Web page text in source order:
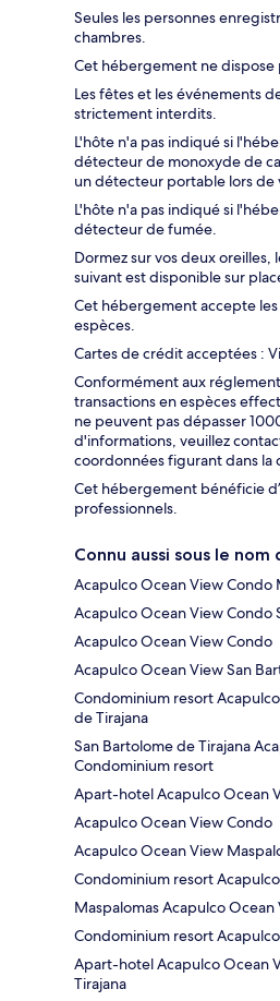
Seules les personnes
chambres.
Cet hébergement ne dispose
Les fêtes et les événements
strictement interdits.
L'hôte n'a pas indiqué si
détecteur de monoxyde de
un détecteur portable lors de
L'hôte n'a pas indiqué si
détecteur de fumée.
Dormez sur vos deux
suivant est disponible sur
Cet hébergement accepte
espèces.
Cartes de crédit acceptées :
Conformément aux
transactions en espèces
ne peuvent pas dépasser
d'informations, veuillez
coordonnées figurant dans
Cet hébergement bénéficie
professionnels.
Connu aussi sous le nom
Acapulco Ocean View Condo
Acapulco Ocean View Condo
Acapulco Ocean View Condo
Acapulco Ocean View San
Condominium resort
de Tirajana
San Bartolome de Tirajana
Condominium resort
Apart-hotel Acapulco Ocean
Acapulco Ocean View Condo
Acapulco Ocean View
Condominium resort
Maspalomas Acapulco
Condominium resort
Apart-hotel Acapulco Ocean
Tirajana